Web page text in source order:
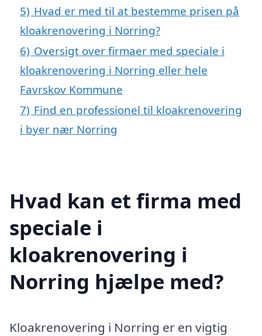
5) Hvad er med til at bestemme prisen på
kloakrenovering i Norring?
6) Oversigt over firmaer med speciale i
kloakrenovering i Norring eller hele
Favrskov Kommune
7) Find en professionel til kloakrenovering
i byer nær Norring
Hvad kan et firma med
speciale i
kloakrenovering i
Norring hjælpe med?
Kloakrenovering i Norring er en vigtig